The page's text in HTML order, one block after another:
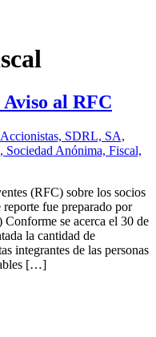
Aviso al RFC
(RFC) sobre los socios
reporte fue preparado por
se acerca el 30 de
la cantidad de
integrantes de las personas
[…]